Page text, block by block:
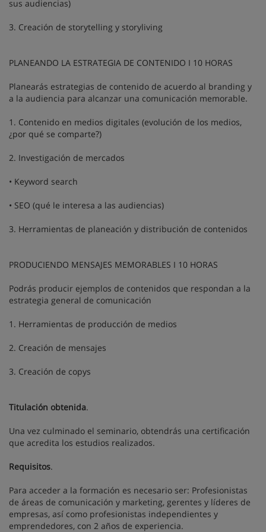
sus audiencias)
3. Creación de storytelling y storyliving
PLANEANDO LA ESTRATEGIA DE CONTENIDO I 10 HORAS
Planearás estrategias de contenido de acuerdo al branding y
a la audiencia para alcanzar una comunicación memorable.
1. Contenido en medios digitales (evolución de los medios,
¿por qué se comparte?)
2. Investigación de mercados
• Keyword search
• SEO (qué le interesa a las audiencias)
3. Herramientas de planeación y distribución de contenidos
PRODUCIENDO MENSAJES MEMORABLES I 10 HORAS
Podrás producir ejemplos de contenidos que respondan a la
estrategia general de comunicación
1. Herramientas de producción de medios
2. Creación de mensajes
3. Creación de copys
Titulación obtenida.
Una vez culminado el seminario, obtendrás una certificación
que acredita los estudios realizados.
Requisitos.
Para acceder a la formación es necesario ser: Profesionistas
de áreas de comunicación y marketing, gerentes y líderes de
empresas, así como profesionistas independientes y
emprendedores, con 2 años de experiencia.